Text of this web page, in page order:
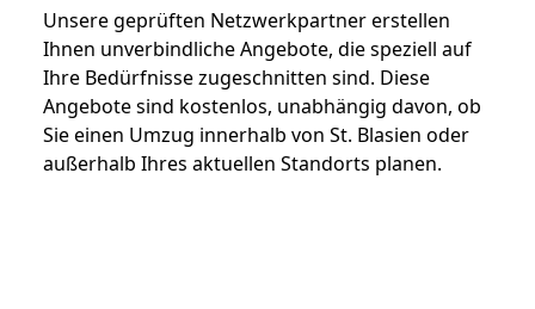
Unsere geprüften Netzwerkpartner erstellen
Ihnen unverbindliche Angebote, die speziell auf
Ihre Bedürfnisse zugeschnitten sind. Diese
Angebote sind kostenlos, unabhängig davon, ob
Sie einen Umzug innerhalb von St. Blasien oder
außerhalb Ihres aktuellen Standorts planen.